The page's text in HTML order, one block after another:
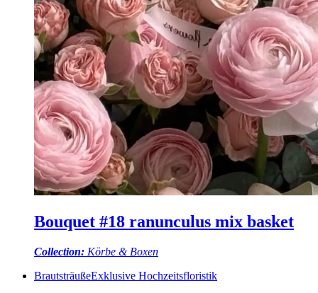
Bouquet #18 ranunculus mix basket
Collection: Körbe & Boxen
BrautsträußeExklusive Hochzeitsfloristik